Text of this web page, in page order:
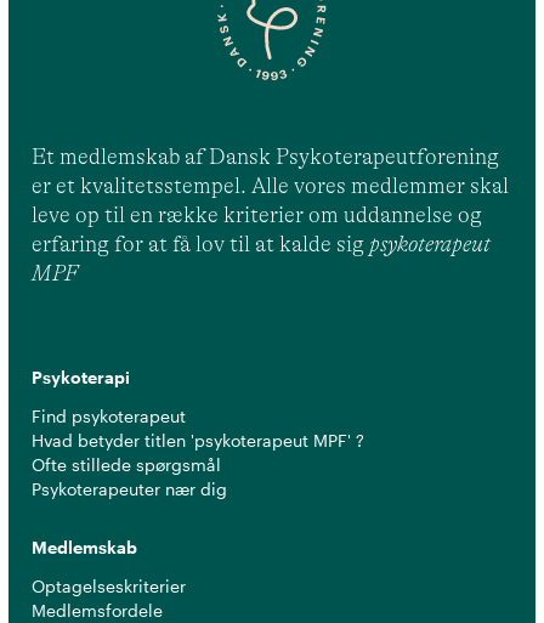
Et medlemskab af Dansk Psykoterapeutforening
er et kvalitetsstempel. Alle vores medlemmer skal
leve op til en række kriterier om uddannelse og
erfaring for at få lov til at kalde sig psykoterapeut
MPF
Psykoterapi
Find psykoterapeut
Hvad betyder titlen 'psykoterapeut MPF' ?
Ofte stillede spørgsmål
Psykoterapeuter nær dig
Medlemskab
Optagelseskriterier
Medlemsfordele